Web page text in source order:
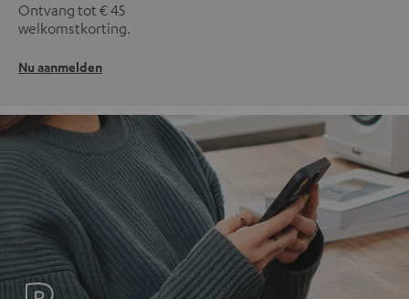
Ontvang tot € 45
welkomstkorting.
Nu aanmelden